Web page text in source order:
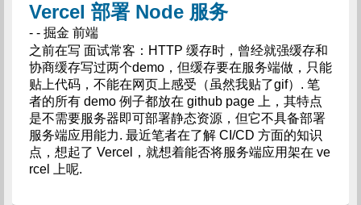
Vercel 部署 Node 服务
- - 掘金 前端
之前在写 面试常客：HTTP 缓存时，曾经就强缓存和
协商缓存写过两个demo，但缓存要在服务端做，只能
贴上代码，不能在网页上感受（虽然我贴了gif）. 笔
者的所有 demo 例子都放在 github page 上，其特点
是不需要服务器即可部署静态资源，但它不具备部署
服务端应用能力. 最近笔者在了解 CI/CD 方面的知识
点，想起了 Vercel，就想着能否将服务端应用架在 ve
rcel 上呢.